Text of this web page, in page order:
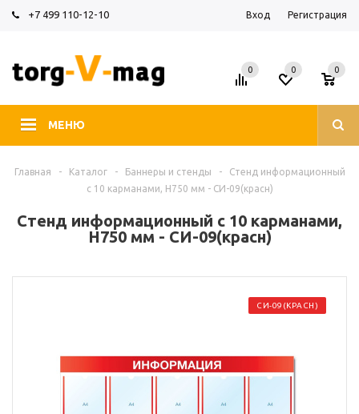
+7 499 110-12-10 Вход Регистрация
МЕНЮ
0 0
0
Главная - Каталог - Баннеры и стенды -
Стенд информационный
с 10 карманами, H750 мм - СИ-09(красн)
Стенд информационный с 10 карманами,
H750 мм - СИ-09(красн)
СИ-09(КРАСН)